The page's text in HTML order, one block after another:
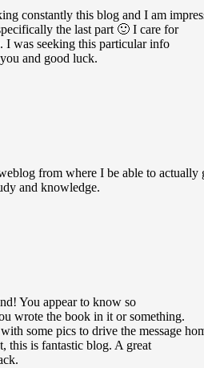
constantly this blog and I am
the last part 🙂 I care for
I was seeking this particular info
and good luck.
from where I be able to actually
and knowledge.
You appear to know so
wrote the book in it or something.
some pics to drive the message
this is fantastic blog. A great